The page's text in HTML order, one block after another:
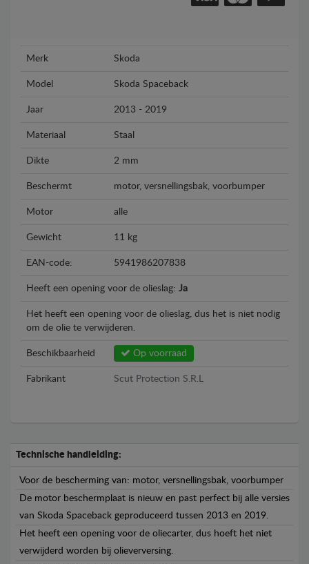
Merk Skoda
Model Skoda Spaceback
Jaar 2013 - 2019
Materiaal Staal
Dikte 2 mm
Beschermt motor, versnellingsbak, voorbumper
Motor alle
Gewicht 11 kg
EAN-code: 5941986207838
Heeft een opening voor de olieslag: Ja
Het heeft een opening voor de olieslag, dus het is niet nodig
om de olie te verwijderen.
Beschikbaarheid Op voorraad
Fabrikant Scut Protection S.R.L
Technische handleiding:
Voor de bescherming van: motor, versnellingsbak, voorbumper
De motor beschermplaat is nieuw en past perfect bij alle versies
van Skoda Spaceback geproduceerd tussen 2013 en 2019.
Het heeft een opening voor de oliecarter, dus hoeft het niet
verwijderd worden bij olieverversing.